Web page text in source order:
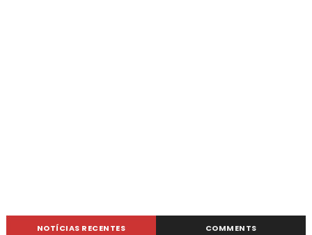
NOTÍCIAS RECENTES COMMENTS